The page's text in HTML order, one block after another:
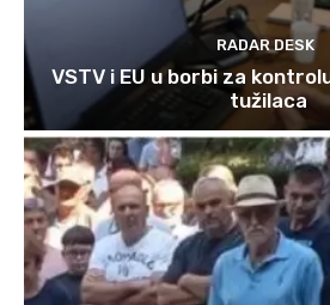
RADAR DESK
VSTV i EU u borbi za
tužilaca